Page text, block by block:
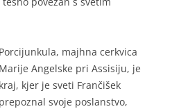
Porcijunkula, majhna cerkvica
Marije Angelske pri Assisiju, je
kraj, kjer je sveti Frančišek
prepoznal svoje poslanstvo,